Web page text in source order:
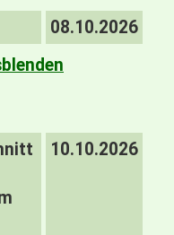
08.10.2026
10.10.2026